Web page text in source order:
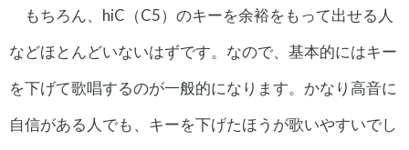
もちろん、hiC（C5）のキーを余裕をもって出せる人
などほとんどいないはずです。なので、基本的にはキー
を下げて歌唱するのが一般的になります。かなり高音に
自信がある人でも、キーを下げたほうが歌いやすいでし